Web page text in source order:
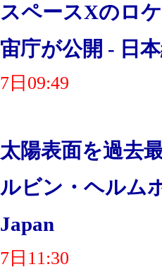
スペースXのロ
宙庁が公開 - 日
7日09:49
太陽表面を過去
ルビン・ヘルム
Japan
7日11:30